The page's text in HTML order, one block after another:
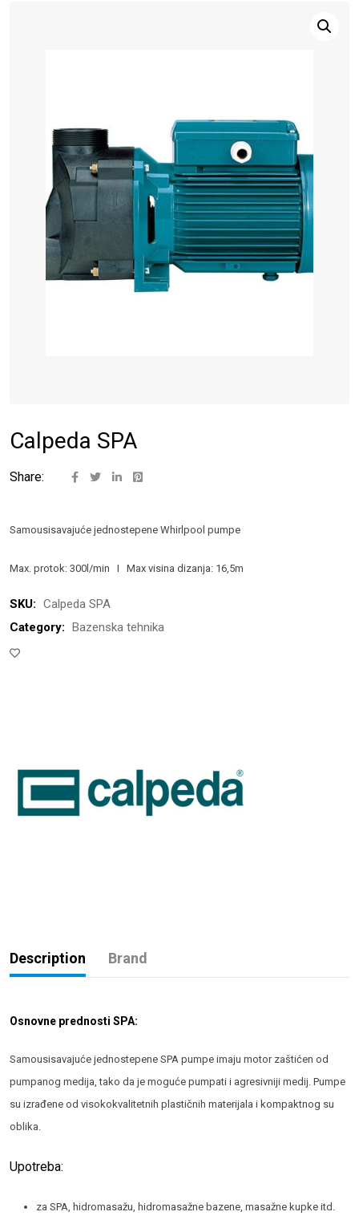
Calpeda SPA
Share:
Samousisavajuće jednostepene Whirlpool pumpe
Max. protok: 300l/min I Max visina dizanja: 16,5m
SKU: Calpeda SPA
Category: Bazenska tehnika
Description Brand
Osnovne prednosti SPA:
Samousisavajuće jednostepene SPA pumpe imaju motor zaštićen od
pumpanog medija, tako da je moguće pumpati i agresivniji medij. Pumpe
su izrađene od visokokvalitetnih plastičnih materijala i kompaktnog su
oblika.
Upotreba:
za SPA, hidromasažu, hidromasažne bazene, masažne kupke itd.